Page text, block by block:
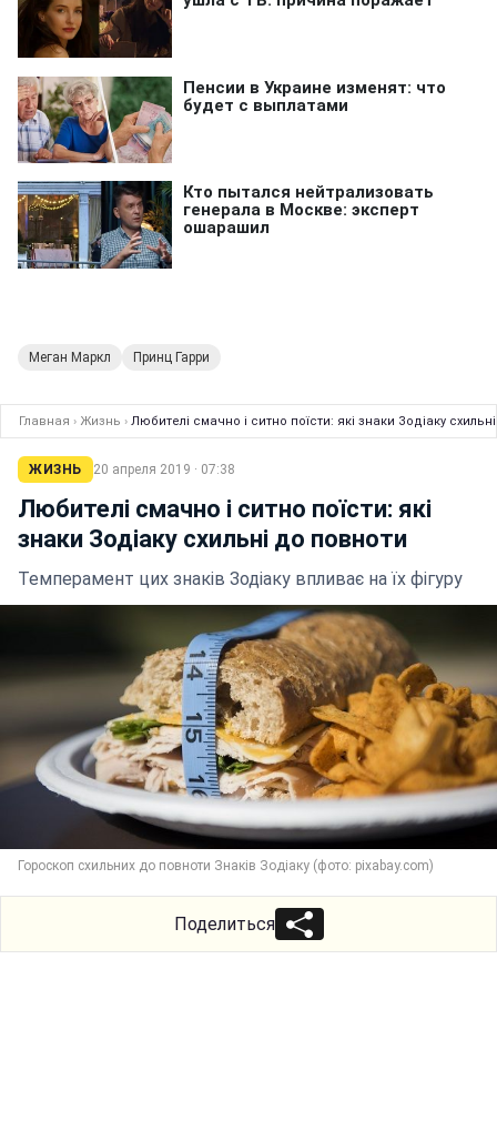
Меган Маркл Принц Гарри
Главная › Жизнь › Любителі смачно і ситно поїсти: які знаки Зодіаку
ЖИЗНЬ 20 апреля 2019 · 07:38
Любителі смачно і ситно поїсти: які
знаки Зодіаку схильні до повноти
Темперамент цих знаків Зодіаку впливає на їх фігуру
Гороскоп схильних до повноти Знаків Зодіаку (фото: pixabay.com)
Поделиться